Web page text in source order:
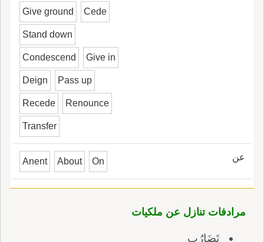
Give ground Cede
Stand down
Condescend Give in
Deign Pass up
Recede Renounce
Transfer
عن Anent About On
مرادفات تنازل عن ملكيات
تَضَارُب